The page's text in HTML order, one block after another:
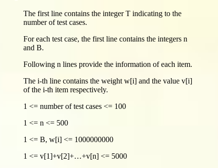
The first line contains the integer T indicating to the
number of test cases.
For each test case, the first line contains the integers n
and B.
Following n lines provide the information of each item.
The i-th line contains the weight w[i] and the value v[i]
of the i-th item respectively.
1 <= number of test cases <= 100
1 <= n <= 500
1 <= B, w[i] <= 1000000000
1 <= v[1]+v[2]+…+v[n] <= 5000